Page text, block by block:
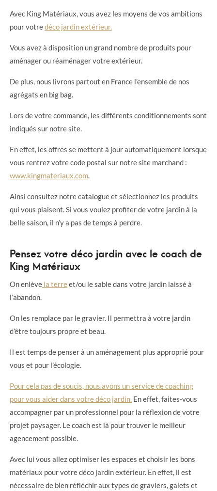
Avec King Matériaux, vous avez les moyens de vos ambitions
pour votredéco jardin extérieur.
Vous avez à disposition un grand nombre de produits pour
aménager ou réaménager votre extérieur.
De plus, nous livrons partout en France l’ensemble de nos
agrégats en big bag.
Lors de votre commande, les différents conditionnements sont
indiqués sur notre site.
En effet, les offres se mettent à jour automatiquement lorsque
vous rentrez votre code postal sur notre site marchand :
www.kingmateriaux.com
Ainsi consultez notre catalogue et sélectionnez les produits
qui vous plaisent. Si vous voulez profiter de votre jardin à la
belle saison, il n’y a pas de temps à perdre.
Pensez votre déco jardin avec le coach de
King Matériaux
On enlève la terreet/ou le sable dans votre jardin laissé à
l’abandon.
On les remplace par le gravier. Il permettra à votre jardin
d’être toujours propre et beau.
Il est temps de penser à un aménagement plus approprié pour
vous et pour l’écologie.
Pour cela pas de soucis, nous avons un service de coaching
pour vous aider dans votre déco jardin. En effet, faites-vous
accompagner par un professionnel pour la réflexion de votre
projet paysager. Le coach est là pour trouver le meilleur
agencement possible.
Avec lui vous allez optimiser les espaces et choisir les bons
matériaux pour votre déco jardin extérieur. En effet, il est
nécessaire de bien réfléchir aux types de graviers, galets et